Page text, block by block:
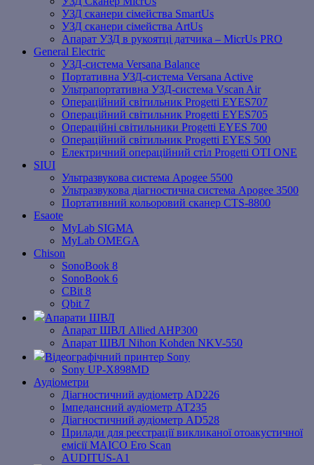
УЗД сканери сімейства SmartUs
УЗД сканери сімейства ArtUs
Апарат УЗД в рукоятці датчика – MicrUs PRO
General Electric
УЗД-система Versana Balance
Портативна УЗД-система Versana Active
Ультрапортативна УЗД-система Vscan Air
Операційний світильник Progetti EYES707
Операційний світильник Progetti EYES705
Операційні світильники Progetti EYES 700
Операційний світильник Progetti EYES 500
Електричний операційний стіл Progetti OTI ONE
SIUI
Ультразвукова система Apogee 5500
Ультразвукова діагностична система Apogee 3500
Портативний кольоровий сканер CTS-8800
Esaote
MyLab SIGMA
MyLab OMEGA
Chison
SonoBook 8
SonoBook 6
СBit 8
Qbit 7
Апарати ШВЛ
Апарат ШВЛ Allied AHP300
Апарат ШВЛ Nihon Kohden NKV-550
Відеографічний принтер Sony
Sony UP-X898MD
Аудіометри
Діагностичний аудіометр AD226
Імпедансний аудіометр АТ235
Діагностичний аудіометр AD528
Прилади для реєстрації викликаної отоакустичної
емісії MAICO Ero Scan
AUDITUS-A1